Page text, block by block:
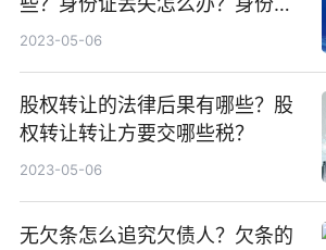
的办理条件是怎么样的人？
2023-05-06
股权转让的法律后果有哪些？股
权转让转让方要交哪些税？
2023-05-06
无欠条怎么追究欠债人？欠条的